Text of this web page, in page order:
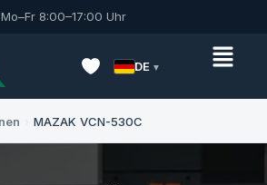
Mo–Fr 8:00–17:00 Uhr
DE
MAZAK VCN-530C